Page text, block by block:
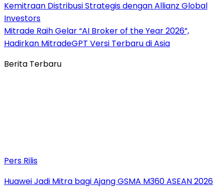
Kemitraan Distribusi Strategis dengan Allianz Global
Investors
Mitrade Raih Gelar “AI Broker of the Year 2026”,
Hadirkan MitradeGPT Versi Terbaru di Asia
Berita Terbaru
Pers Rilis
Huawei Jadi Mitra bagi Ajang GSMA M360 ASEAN 2026